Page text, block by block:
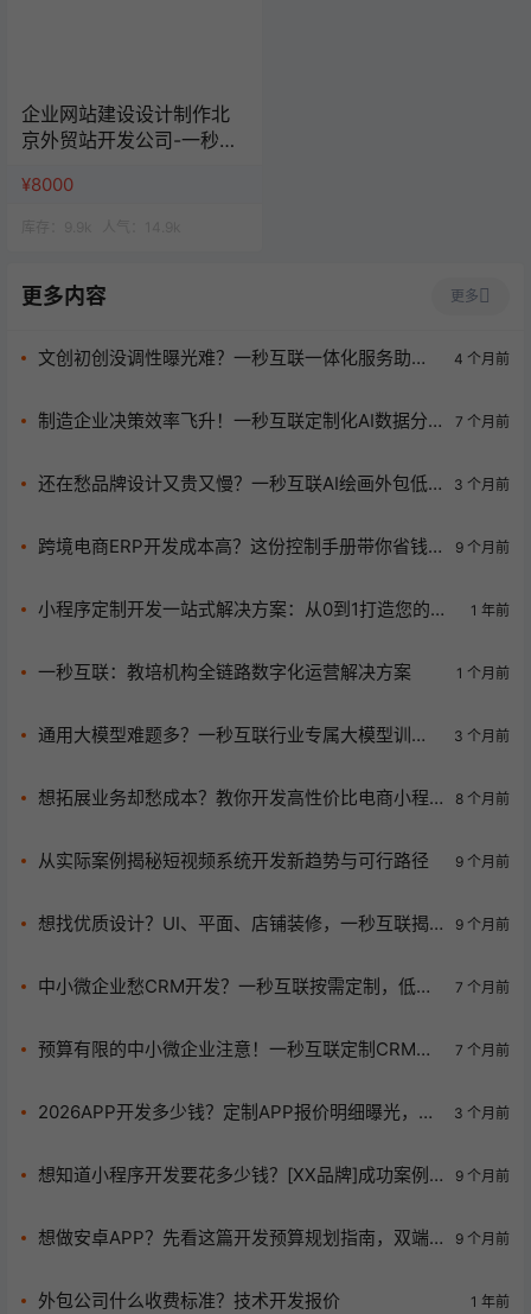
企业网站建设设计制作北
京外贸站开发公司-一秒云
¥8000
更多内容 更多
文创初创没调性曝光难？一秒互联一体化服务助你
4 个月前
制造企业决策效率飞升！一秒互联定制化AI数据分
7 个月前
还在愁品牌设计又贵又慢？一秒互联AI绘画外包低
3 个月前
跨境电商ERP开发成本高？这份控制手册带你省钱
9 个月前
小程序定制开发一站式解决方案：从0到1打造您的专
1 年前
一秒互联：教培机构全链路数字化运营解决方案 1 个月前
通用大模型难题多？一秒互联行业专属大模型训练
3 个月前
想拓展业务却愁成本？教你开发高性价比电商小程
8 个月前
从实际案例揭秘短视频系统开发新趋势与可行路径 9 个月前
想找优质设计？UI、平面、店铺装修，一秒互联揭
9 个月前
中小微企业愁CRM开发？一秒互联按需定制，低价
7 个月前
预算有限的中小微企业注意！一秒互联定制CRM开
7 个月前
2026APP开发多少钱？定制APP报价明细曝光，避
3 个月前
想知道小程序开发要花多少钱？[XX品牌]成功案例
9 个月前
想做安卓APP？先看这篇开发预算规划指南，双端
9 个月前
外包公司什么收费标准？技术开发报价 1 年前